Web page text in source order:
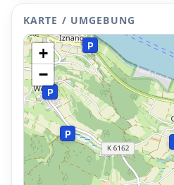
KARTE / UMGEBUNG
P
P
P
P
+
−